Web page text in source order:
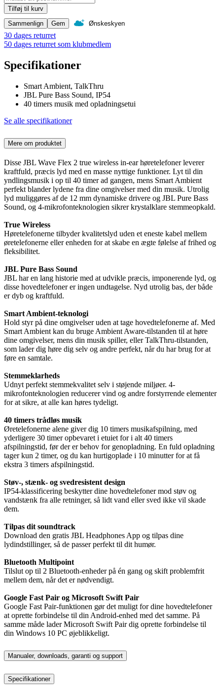
Tilføj til kurv
Sammenlign
Gem Ønskeskyen
30 dages returret
50 dages returret som klubmedlem
Specifikationer
Smart Ambient, TalkThru
JBL Pure Bass Sound, IP54
40 timers musik med opladningsetui
Se alle specifikationer
Mere om produktet
Disse JBL Wave Flex 2 true wireless in-ear høretelefoner leverer
kraftfuld, præcis lyd med en masse nyttige funktioner. Lyt til din
yndlingsmusik i op til 40 timer ad gangen, mens Smart Ambient
perfekt blander lydene fra dine omgivelser med din musik. Utrolig
lyd muliggøres af de 12 mm dynamiske drivere og JBL Pure Bass
Sound, og 4-mikrofonteknologien sikrer krystalklare stemmeopkald.
True Wireless
Høretelefonerne tilbyder kvalitetslyd uden et eneste kabel mellem
øretelefonerne eller enheden for at skabe en ægte følelse af frihed og
fleksibilitet.
JBL Pure Bass Sound
JBL har en lang historie med at udvikle præcis, imponerende lyd, og
disse hovedtelefoner er ingen undtagelse. Nyd utrolig bas, der både
er dyb og kraftfuld.
Smart Ambient-teknologi
Hold styr på dine omgivelser uden at tage hovedtelefonerne af. Med
Smart Ambient kan du bruge Ambient Aware-tilstanden til at høre
dine omgivelser, mens din musik spiller, eller TalkThru-tilstanden,
som lader dig høre dig selv og andre perfekt, når du har brug for at
føre en samtale.
Stemmeklarheds
Udnyt perfekt stemmekvalitet selv i støjende miljøer. 4-
mikrofonteknologien reducerer vind og andre forstyrrende elementer
for at sikre, at alle kan høres tydeligt.
40 timers trådløs musik
Øretelefonerne alene giver dig 10 timers musikafspilning, med
yderligere 30 timer opbevaret i etuiet for i alt 40 timers
afspilningstid, før der er behov for genopladning. En fuld opladning
tager kun 2 timer, og du kan hurtigoplade i 10 minutter for at få
ekstra 3 timers afspilningstid.
Støv-, stænk- og svedresistent design
IP54-klassificering beskytter dine hovedtelefoner mod støv og
vandstænk fra alle retninger, så lidt vand eller sved ikke vil skade
dem.
Tilpas dit soundtrack
Download den gratis JBL Headphones App og tilpas dine
lydindstillinger, så de passer perfekt til dit humør.
Bluetooth Multipoint
Tilslut op til 2 Bluetooth-enheder på én gang og skift problemfrit
mellem dem, når det er nødvendigt.
Google Fast Pair og Microsoft Swift Pair
Google Fast Pair-funktionen gør det muligt for dine hovedtelefoner
at oprette forbindelse til din Android-enhed med det samme. På
samme måde lader Microsoft Swift Pair dig oprette forbindelse til
din Windows 10 PC øjeblikkeligt.
Manualer, downloads, garanti og support
Specifikationer